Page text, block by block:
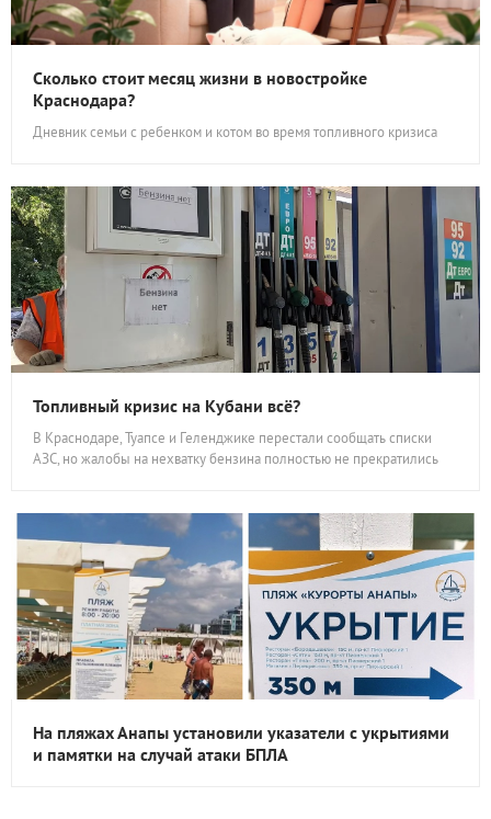
Сколько стоит месяц жизни в новостройке
Краснодара?
Дневник семьи с ребенком и котом во время топливного кризиса
Топливный кризис на Кубани всё?
В Краснодаре, Туапсе и Геленджике перестали сообщать списки
АЗС, но жалобы на нехватку бензина полностью не прекратились
На пляжах Анапы установили указатели с укрытиями
и памятки на случай атаки БПЛА